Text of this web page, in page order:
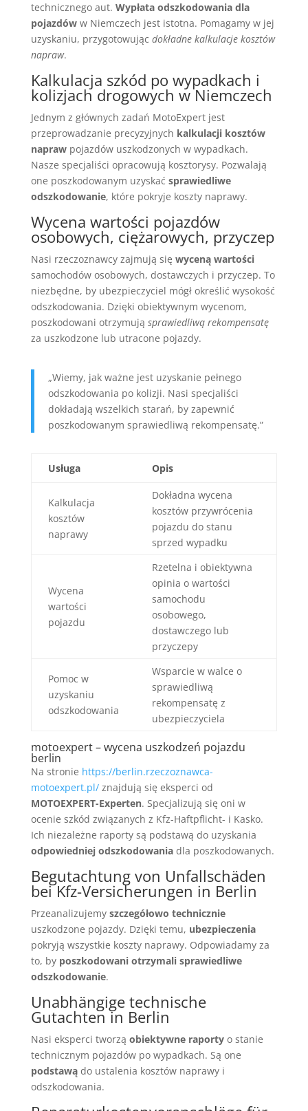
technicznego aut. Wypłata odszkodowania dla
pojazdóww Niemczech jest istotna. Pomagamy w jej
uzyskaniu, przygotowując dokładne kalkulacje kosztów
napraw.
Kalkulacja szkód po wypadkach i
kolizjach drogowych w Niemczech
Jednym z głównych zadań MotoExpert jest
przeprowadzanie precyzyjnych kalkulacji kosztów
naprawpojazdów uszkodzonych w wypadkach.
Nasze specjaliści opracowują kosztorysy. Pozwalają
one poszkodowanym uzyskać sprawiedliwe
odszkodowanie, które pokryje koszty naprawy.
Wycena wartości pojazdów
osobowych, ciężarowych, przyczep
Nasi rzeczoznawcy zajmują się wyceną wartości
samochodów osobowych, dostawczych i przyczep. To
niezbędne, by ubezpieczyciel mógł określić wysokość
odszkodowania. Dzięki obiektywnym wycenom,
poszkodowani otrzymują sprawiedliwą rekompensatę
za uszkodzone lub utracone pojazdy.
„Wiemy, jak ważne jest uzyskanie pełnego
odszkodowania po kolizji. Nasi specjaliści
dokładają wszelkich starań, by zapewnić
poszkodowanym sprawiedliwą rekompensatę.”
Usługa Opis
Kalkulacja
kosztów
naprawy
Dokładna wycena
kosztów przywrócenia
pojazdu do stanu
sprzed wypadku
Wycena
wartości
pojazdu
Rzetelna i obiektywna
opinia o wartości
samochodu
osobowego,
dostawczego lub
przyczepy
Pomoc w
uzyskaniu
odszkodowania
Wsparcie w walce o
sprawiedliwą
rekompensatę z
ubezpieczyciela
motoexpert – wycena uszkodzeń pojazdu
berlin
Na stronie https://berlin.rzeczoznawca-
motoexpert.pl/znajdują się eksperci od
MOTOEXPERT-Experten. Specjalizują się oni w
ocenie szkód związanych z Kfz-Haftpflicht- i Kasko.
Ich niezależne raporty są podstawą do uzyskania
odpowiedniej odszkodowaniadla poszkodowanych.
Begutachtung von Unfallschäden
bei Kfz-Versicherungen in Berlin
Przeanalizujemy szczegółowo technicznie
uszkodzone pojazdy. Dzięki temu, ubezpieczenia
pokryją wszystkie koszty naprawy. Odpowiadamy za
to, by poszkodowani otrzymali sprawiedliwe
odszkodowanie.
Unabhängige technische
Gutachten in Berlin
Nasi eksperci tworzą obiektywne raportyo stanie
technicznym pojazdów po wypadkach. Są one
podstawądo ustalenia kosztów naprawy i
odszkodowania.